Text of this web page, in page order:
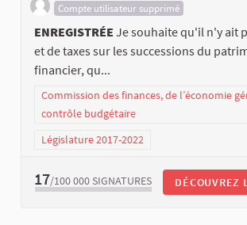
Compte utilisateur supprimé
ENREGISTRÉE Je souhaite qu'il n'y ait
et de taxes sur les successions du
financier, qu...
Commission des finances, de l’économie
contrôle budgétaire
Législature 2017-2022
17/100 000 SIGNATURES DÉCOUVREZ